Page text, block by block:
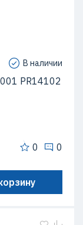
В наличии
PR14102
0 0